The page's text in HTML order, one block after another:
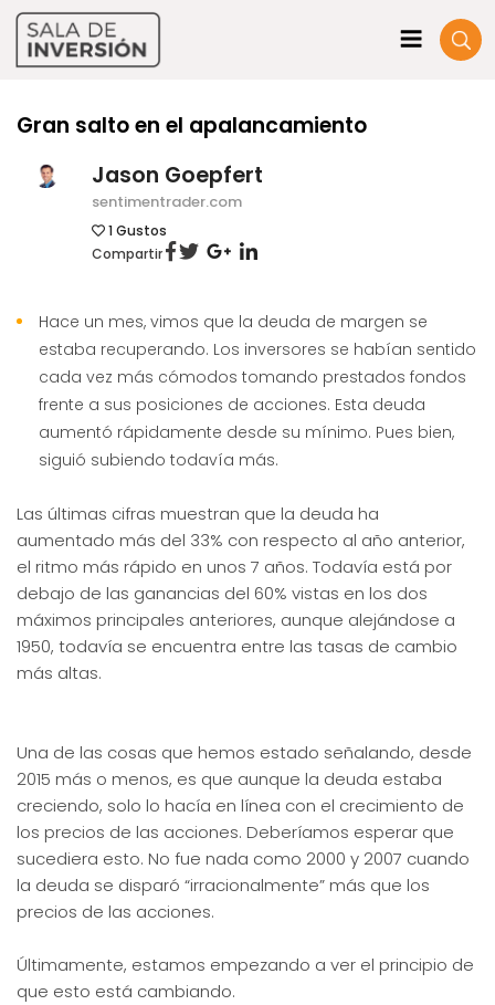
Gran salto en el apalancamiento
Jason Goepfert
sentimentrader.com
1Gustos
Compartir
Hace un mes, vimos que la deuda de margen se
estaba recuperando. Los inversores se habían sentido
cada vez más cómodos tomando prestados fondos
frente a sus posiciones de acciones. Esta deuda
aumentó rápidamente desde su mínimo. Pues bien,
siguió subiendo todavía más.
Las últimas cifras muestran que la deuda ha
aumentado más del 33% con respecto al año anterior,
el ritmo más rápido en unos 7 años. Todavía está por
debajo de las ganancias del 60% vistas en los dos
máximos principales anteriores, aunque alejándose a
1950, todavía se encuentra entre las tasas de cambio
más altas.
Una de las cosas que hemos estado señalando, desde
2015 más o menos, es que aunque la deuda estaba
creciendo, solo lo hacía en línea con el crecimiento de
los precios de las acciones. Deberíamos esperar que
sucediera esto. No fue nada como 2000 y 2007 cuando
la deuda se disparó “irracionalmente” más que los
precios de las acciones.
Últimamente, estamos empezando a ver el principio de
que esto está cambiando.